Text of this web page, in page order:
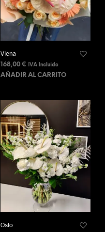
Viena
168,00 € IVA Incluido
AÑADIR AL CARRITO
Oslo